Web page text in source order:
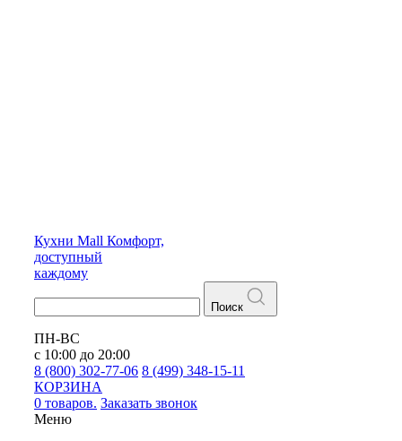
Кухни Mall Комфорт,
доступный
каждому
Поиск
ПН-ВС
с 10:00 до 20:00
8 (800) 302-77-06 8 (499) 348-15-11
КОРЗИНА
0 товаров. Заказать звонок
Меню